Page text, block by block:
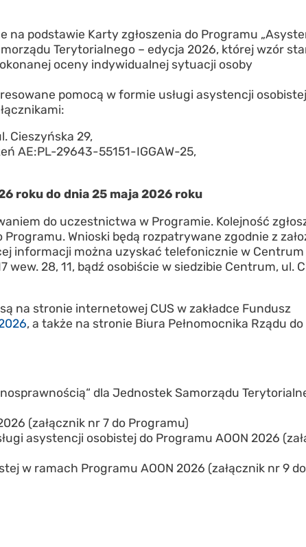
na podstawie Karty zgłoszenia do Programu
Terytorialnego – edycja 2026, której wzór
oceny indywidualnej sytuacji osoby
pomocą w formie usługi asystencji
Cieszyńska 29,
AE:PL-29643-55151-IGGAW-25,
roku do dnia 25 maja 2026 roku
do uczestnictwa w Programie. Kolejność
Wnioski będą rozpatrywane zgodnie z
informacji można uzyskać telefonicznie w Centrum
28, 11, bądź osobiście w siedzibie Centrum, ul.
na stronie internetowej CUS w zakładce Fundusz
, a także na stronie Biura Pełnomocnika Rządu do
dla Jednostek Samorządu
(załącznik nr 7 do Programu)
asystencji osobistej do Programu AOON 2026
w ramach Programu AOON 2026 (załącznik nr 9